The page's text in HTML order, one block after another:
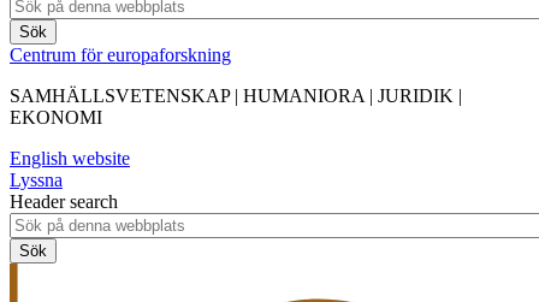
Centrum för europaforskning
SAMHÄLLSVETENSKAP | HUMANIORA | JURIDIK |
EKONOMI
English website
Lyssna
Header search